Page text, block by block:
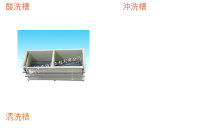
酸洗槽 沖洗槽
清洗槽